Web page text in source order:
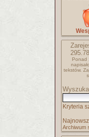
Ponad
napisało
tekstów.
Kryteria
Archiwum